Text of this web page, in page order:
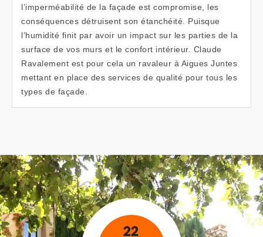
l’imperméabilité de la façade est compromise, les
conséquences détruisent son étanchéité. Puisque
l’humidité finit par avoir un impact sur les parties de la
surface de vos murs et le confort intérieur. Claude
Ravalement est pour cela un ravaleur à Aigues Juntes
mettant en place des services de qualité pour tous les
types de façade.